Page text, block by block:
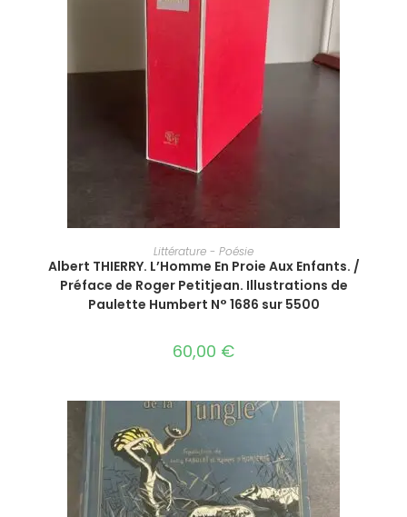
AJOUTER AU PANIER
Littérature - Poésie
Albert‎ THIERRY. ‎L’Homme En Proie Aux Enfants. /
Préface de Roger Petitjean. Illustrations de
Paulette Humbert‎ N° 1686 sur 5500
60,00 €